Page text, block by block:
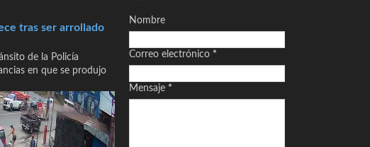
tras ser arrollado
de la Policía
en que se produjo
Nombre
Correo electrónico *
Mensaje *